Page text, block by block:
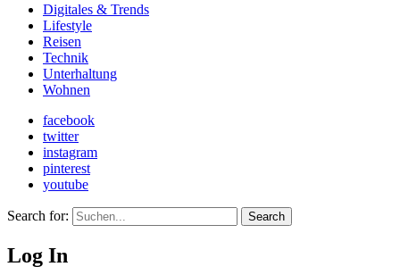
Digitales & Trends
Lifestyle
Reisen
Technik
Unterhaltung
Wohnen
facebook
twitter
instagram
pinterest
youtube
Search for: Search
Log In